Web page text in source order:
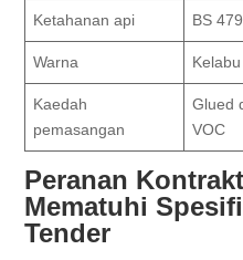
Ketahanan api BS
Warna
Kaedah
pemasangan
Glued
VOC
Peranan
Mematuhi
Tender